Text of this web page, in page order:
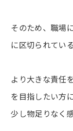
そのため、職場
に区切られてい
より大きな責任
を目指したい方
少し物足りなく